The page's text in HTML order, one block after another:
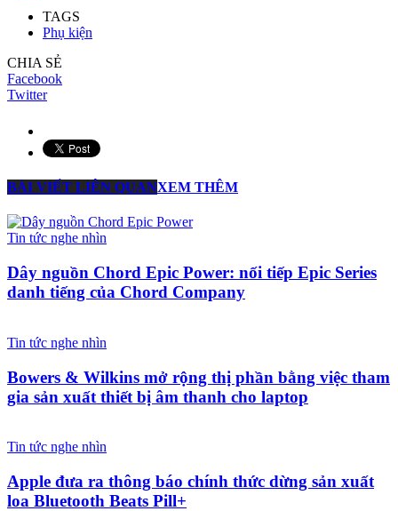
TAGS
Phụ kiện
CHIA SẺ
Facebook
Twitter
BÀI VIẾT LIÊN QUANXEM THÊM
Tin tức nghe nhìn
Dây nguồn Chord Epic Power: nối tiếp Epic Series
danh tiếng của Chord Company
Tin tức nghe nhìn
Bowers & Wilkins mở rộng thị phần bằng việc tham
gia sản xuất thiết bị âm thanh cho laptop
Tin tức nghe nhìn
Apple đưa ra thông báo chính thức dừng sản xuất
loa Bluetooth Beats Pill+